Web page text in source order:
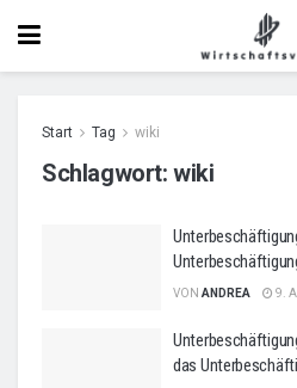
Start Tag wiki
Schlagwort:wiki
VON ANDREA 9.
das